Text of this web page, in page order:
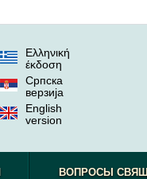
Ελληνική
έκδοση
Српска
верзиjа
English
version
ВОПРОСЫ